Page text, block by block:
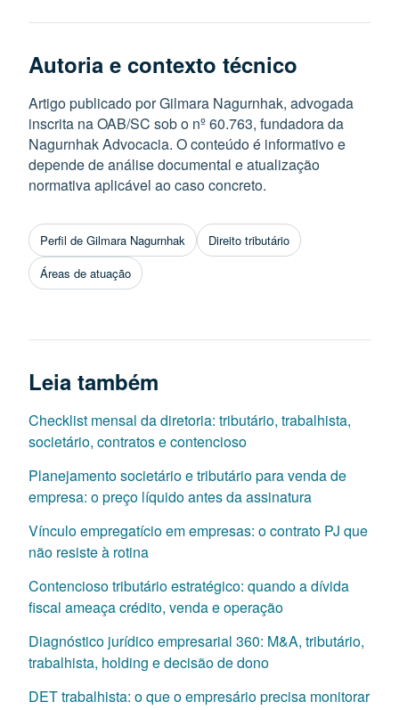
Autoria e contexto técnico
Artigo publicado por Gilmara Nagurnhak, advogada
inscrita na OAB/SC sob o nº 60.763, fundadora da
Nagurnhak Advocacia. O conteúdo é informativo e
depende de análise documental e atualização
normativa aplicável ao caso concreto.
Perfil de Gilmara Nagurnhak
Direito tributário
Áreas de atuação
Leia também
Checklist mensal da diretoria: tributário, trabalhista,
societário, contratos e contencioso
Planejamento societário e tributário para venda de
empresa: o preço líquido antes da assinatura
Vínculo empregatício em empresas: o contrato PJ que
não resiste à rotina
Contencioso tributário estratégico: quando a dívida
fiscal ameaça crédito, venda e operação
Diagnóstico jurídico empresarial 360: M&A, tributário,
trabalhista, holding e decisão de dono
DET trabalhista: o que o empresário precisa monitorar